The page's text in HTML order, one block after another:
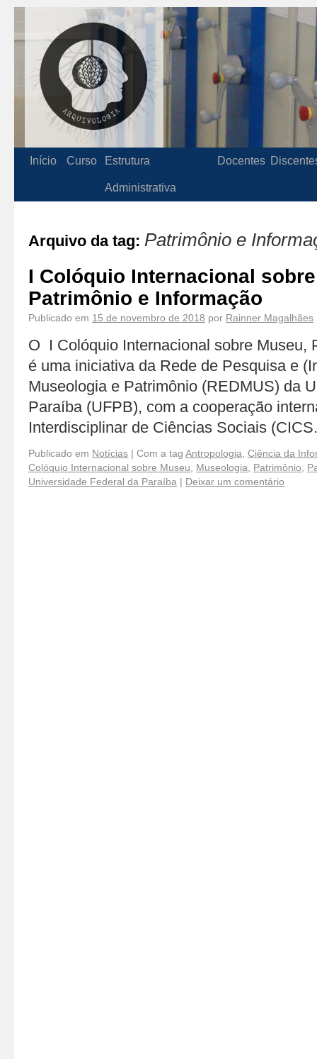
Início Curso Estrutura
Administrativa
Docentes
Arquivo da tag: Patrimônio e
I Colóquio Internacional
Patrimônio e Informação
Publicado em 15 de novembro de 2018 por Rainner Magalhães
O I Colóquio Internacional sobre Museu,
é uma iniciativa da Rede de Pesquisa e
Museologia e Patrimônio (REDMUS) da
Paraíba (UFPB), com a cooperação
Interdisciplinar de Ciências Sociais
Publicado em Notícias | Com a tag Antropologia Ciência da
Colóquio Internacional sobre Museu
Museologia Patrimônio
Universidade Federal da Paraíba | Deixar um comentário